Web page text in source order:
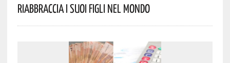
Riabbraccia I Suoi Figli Nel Mondo